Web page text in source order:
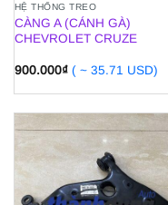
HỆ THỐNG TREO
CÀNG A (CÁNH GÀ)
CHEVROLET CRUZE
900.000₫ ( ~ 35.71 USD)